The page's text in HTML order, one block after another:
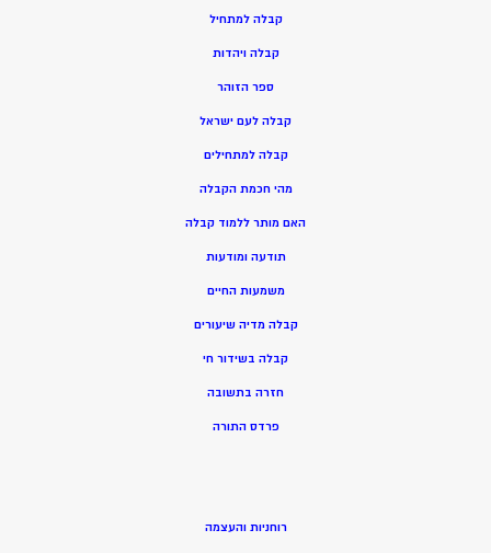
קבלה למתחיל
קבלה ויהדות
ספר הזוהר
קבלה לעם ישראל
קבלה למתחילים
מהי חכמת הקבלה
האם מותר ללמוד קבלה
תודעה ומודעות
משמעות החיים
קבלה מדיה שיעורים
קבלה בשידור חי
חזרה בתשובה
פרדס התורה
רוחניות והעצמה